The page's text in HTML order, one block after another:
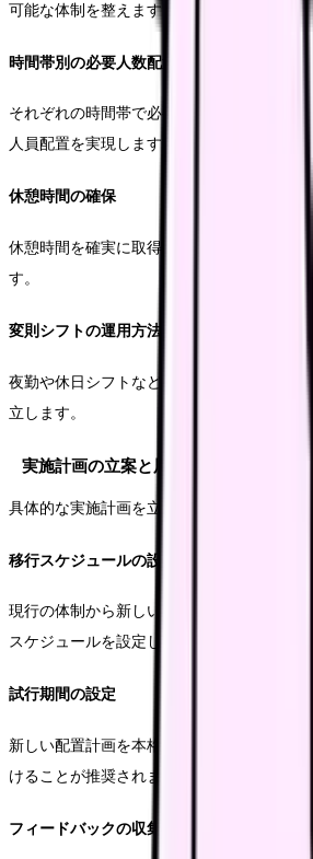
可能な体制を整えます。
時間帯別の必要人数配置
それぞれの時間帯で必要となる看護師数を
人員配置を実現します。
休憩時間の確保
休憩時間を確実に取得できるよう、時間帯
す。
変則シフトの運用方法
夜勤や休日シフトなど、通常とは異なる勤
立します。
実施計画の立案と展開
具体的な実施計画を立て、段階的に展開して
移行スケジュールの設定
現行の体制から新しい配置計画への移行を
スケジュールを設定します。
試行期間の設定
新しい配置計画を本格導入する前に、1〜2
けることが推奨されます。
フィードバックの収集